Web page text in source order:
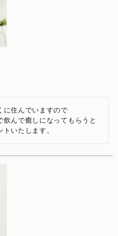
住んでいますので
んで癒しになってもらうと
いたします。